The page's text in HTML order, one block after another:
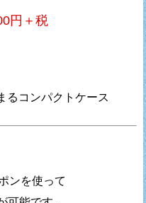
円＋税
るコンパクトケース
ンを使って